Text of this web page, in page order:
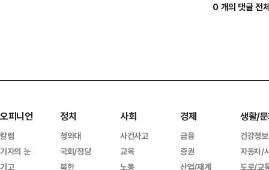
0 개의 댓글 전
오피니언
칼럼
기자의 눈
기고
정치
청와대
국회/정당
북한
사회
사건사고
교육
노동
경제
금융
증권
산업/재계
생활/
건강정보
자동차/
도로/교